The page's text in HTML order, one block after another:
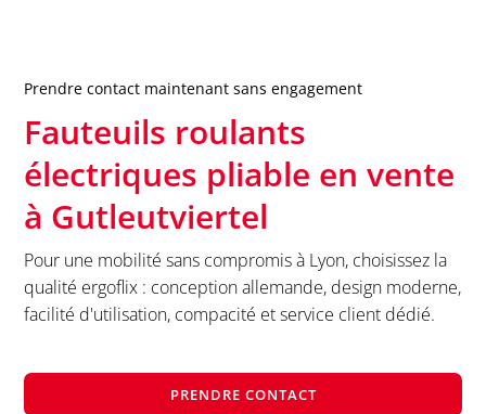
Prendre contact maintenant sans engagement
Fauteuils roulants
électriques pliable en vente
à Gutleutviertel
Pour une mobilité sans compromis à Lyon, choisissez la
qualité ergoflix : conception allemande, design moderne,
facilité d'utilisation, compacité et service client dédié.
PRENDRE CONTACT